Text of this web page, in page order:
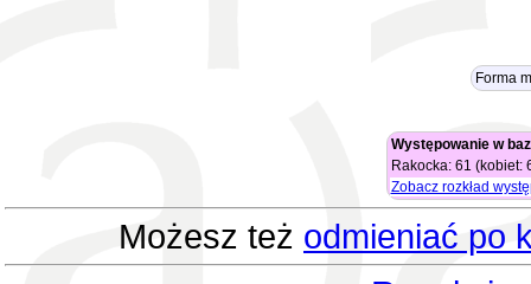
Forma
Występowanie w
Rakocka: 61 (kobiet:
Zobacz rozkład
Możesz też odmieniać po